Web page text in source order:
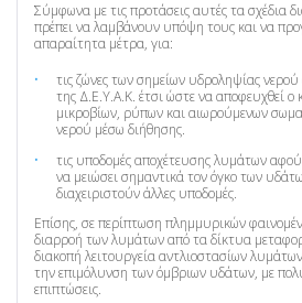
Σύμφωνα με τις προτάσεις αυτές τα σχέδια
πρέπει να λαμβάνουν υπόψη τους και να
απαραίτητα μέτρα, για:
τις ζώνες των σημείων υδροληψίας
της Δ.Ε.Υ.Α.Κ. έτσι ώστε να αποφευχθεί ο
μικροβίων, ρύπων και αιωρούμενων
νερού μέσω διήθησης.
τις υποδομές αποχέτευσης λυμάτων
να μειώσει σημαντικά τον όγκο των
διαχειριστούν άλλες υποδομές.
Επίσης, σε περίπτωση πλημμυρικών
διαρροή των λυμάτων από τα δίκτυα
διακοπή λειτουργεία αντλιοστασίων
την επιμόλυνση των όμβριων υδάτων, με
επιπτώσεις.